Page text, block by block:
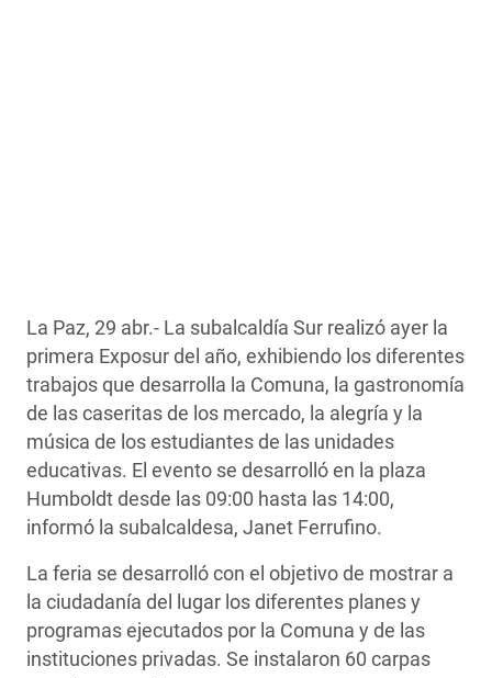
La Paz, 29 abr.- La subalcaldía Sur realizó ayer la
primera Exposur del año, exhibiendo los diferentes
trabajos que desarrolla la Comuna, la gastronomía
de las caseritas de los mercado, la alegría y la
música de los estudiantes de las unidades
educativas. El evento se desarrolló en la plaza
Humboldt desde las 09:00 hasta las 14:00,
informó la subalcaldesa, Janet Ferrufino.
La feria se desarrolló con el objetivo de mostrar a
la ciudadanía del lugar los diferentes planes y
programas ejecutados por la Comuna y de las
instituciones privadas. Se instalaron 60 carpas